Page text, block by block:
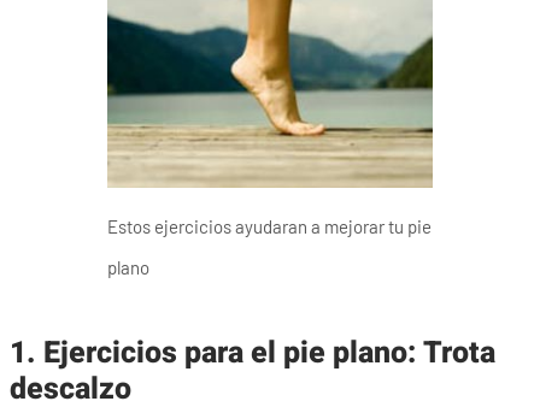
Estos ejercicios ayudaran a mejorar tu pie
plano
1. Ejercicios para el pie plano:Trota
descalzo